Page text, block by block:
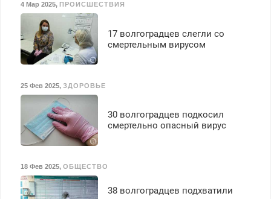
4 Мар 2025, ПРОИСШЕСТВИЯ
17 волгоградцев слегли со
смертельным вирусом
25 Фев 2025, ЗДОРОВЬЕ
30 волгоградцев подкосил
смертельно опасный вирус
18 Фев 2025, ОБЩЕСТВО
38 волгоградцев подхватили